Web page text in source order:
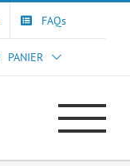
FAQs
PANIER